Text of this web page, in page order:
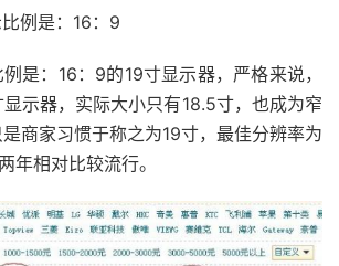
是：16：9
：16：9的19寸显示器，严格来说，
示器，实际大小只有18.5寸，也成为窄
商家习惯于称之为19寸，最佳分辨率为
年相对比较流行。